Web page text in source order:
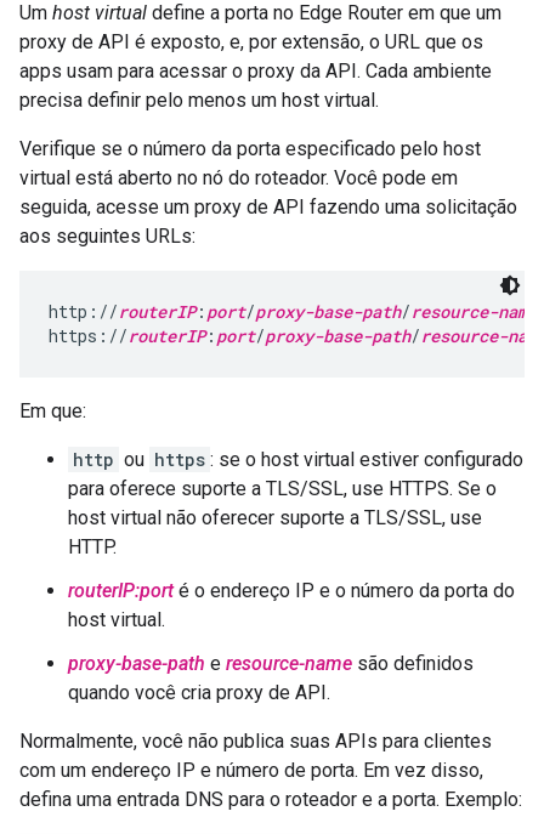
Um host virtual define a porta no Edge Router em que um
proxy de API é exposto, e, por extensão, o URL que os
apps usam para acessar o proxy da API. Cada ambiente
precisa definir pelo menos um host virtual.
Verifique se o número da porta especificado pelo host
virtual está aberto no nó do roteador. Você pode em
seguida, acesse um proxy de API fazendo uma solicitação
aos seguintes URLs:
http://routerIP: port/proxy-base-path/resource-name
https://routerIP: port/proxy-base-path/resource-
Em que:
http ou https : se o host virtual estiver configurado
para oferece suporte a TLS/SSL, use HTTPS. Se o
host virtual não oferecer suporte a TLS/SSL, use
HTTP.
routerIP:porté o endereço IP e o número da porta do
host virtual.
proxy-base-path e resource-name são definidos
quando você cria proxy de API.
Normalmente, você não publica suas APIs para clientes
com um endereço IP e número de porta. Em vez disso,
defina uma entrada DNS para o roteador e a porta. Exemplo: